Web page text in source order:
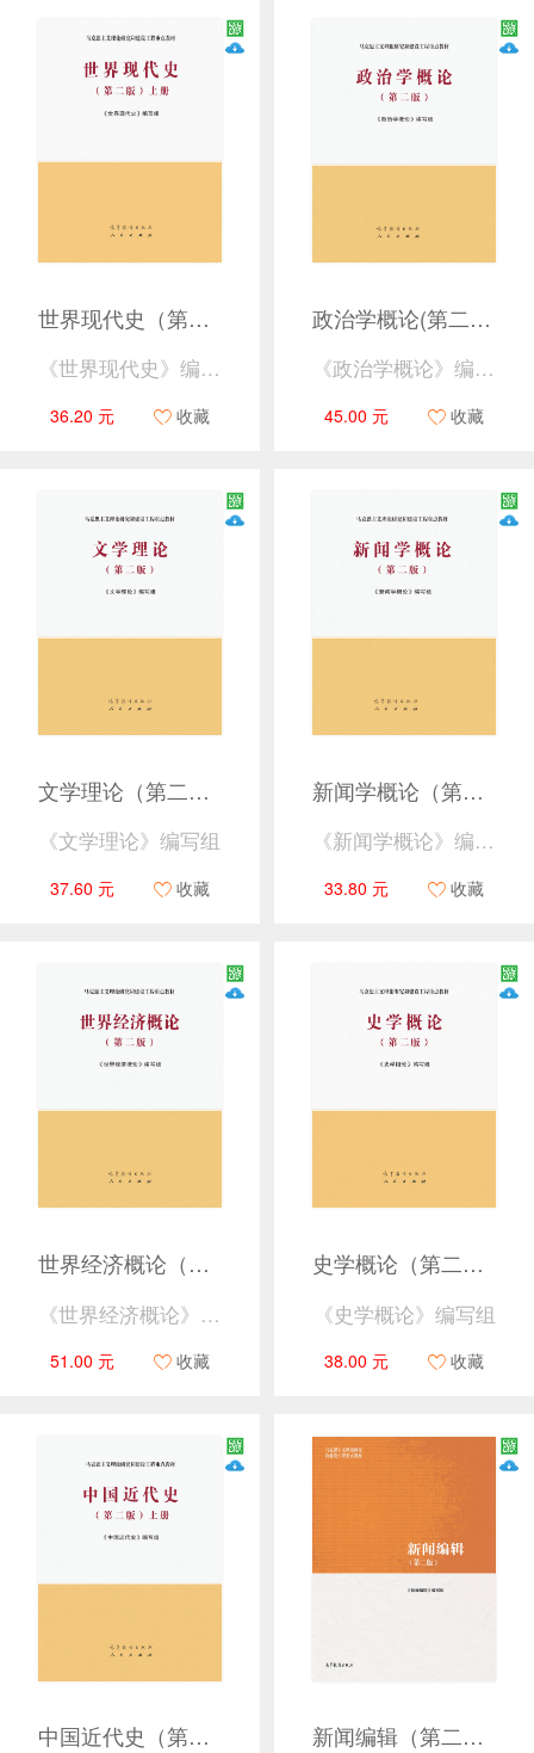
世界现代史（第二版） 上册
《世界现代史》编写组
36.20 元 收藏
政治学概论(第二版）
《政治学概论》编写组
45.00 元 收藏
文学理论（第二版）
《文学理论》编写组
37.60 元 收藏
新闻学概论（第二版）
《新闻学概论》编写组
33.80 元 收藏
世界经济概论（第二版）
《世界经济概论》编写组
51.00 元 收藏
史学概论（第二版）
《史学概论》编写组
38.00 元 收藏
中国近代史（第二版）上册 新闻编辑（第二版）